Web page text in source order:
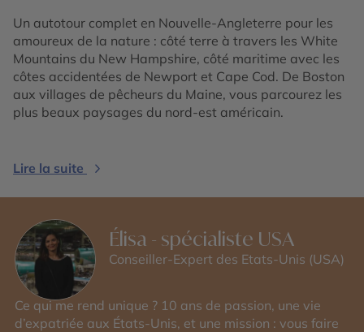
Un autotour complet en Nouvelle-Angleterre pour les
amoureux de la nature : côté terre à travers les White
Mountains du New Hampshire, côté maritime avec les
côtes accidentées de Newport et Cape Cod. De Boston
aux villages de pêcheurs du Maine, vous parcourez les
plus beaux paysages du nord-est américain.
Lire la suite
Élisa - spécialiste USA
Conseiller-Expert des Etats-Unis (USA)
Ce qui me rend unique ? 10 ans de passion, une vie
d’expatriée aux États-Unis, et une mission : vous faire